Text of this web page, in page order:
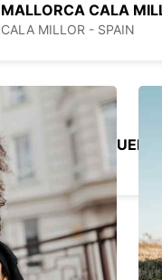
MALLORCA CALA
CALA MILLOR - SPAIN
LA SAVINA - SPAIN